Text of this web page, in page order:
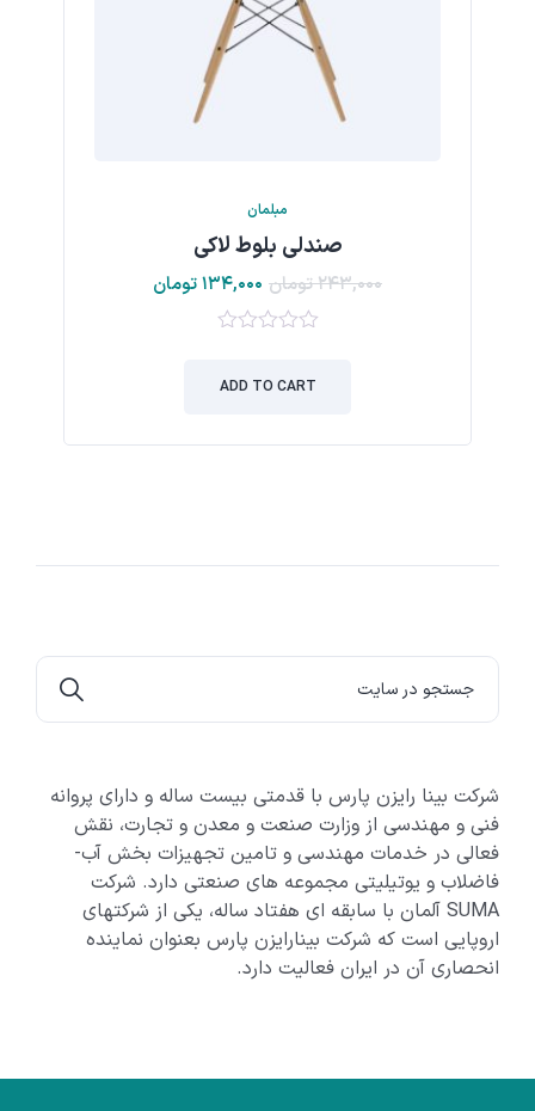
مبلمان
صندلی بلوط لاکی
۲۴۳,۰۰۰تومان ۱۳۴,۰۰۰تومان
of
ADD TO CART
شرکت بینا رایزن پارس با قدمتی بیست ساله و دارای پروانه
فنی و مهندسی از وزارت صنعت و معدن و تجارت، نقش
فعالی در خدمات مهندسی و تامین تجهیزات بخش آب-
فاضلاب و یوتیلیتی مجموعه های صنعتی دارد. شرکت
SUMA آلمان با سابقه ای هفتاد ساله، یکی از شرکتهای
اروپایی است که شرکت بینارایزن پارس بعنوان نماینده
انحصاری آن در ایران فعالیت دارد.